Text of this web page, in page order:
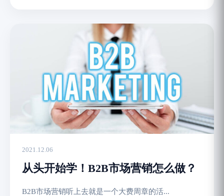
2021.12.06
从头开始学！B2B市场营销怎么做？
B2B市场营销听上去就是一个大费周章的活...